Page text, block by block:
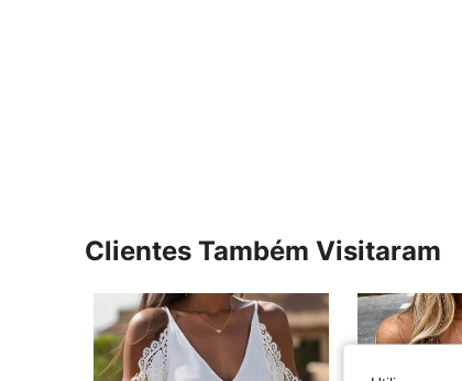
Clientes Também Visitaram